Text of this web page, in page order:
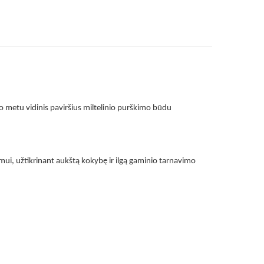
metu vidinis paviršius miltelinio purškimo būdu
užtikrinant aukštą kokybę ir ilgą gaminio tarnavimo